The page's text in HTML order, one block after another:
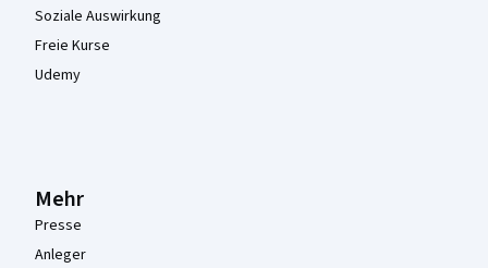
Soziale Auswirkung
Freie Kurse
Udemy
Mehr
Presse
Anleger